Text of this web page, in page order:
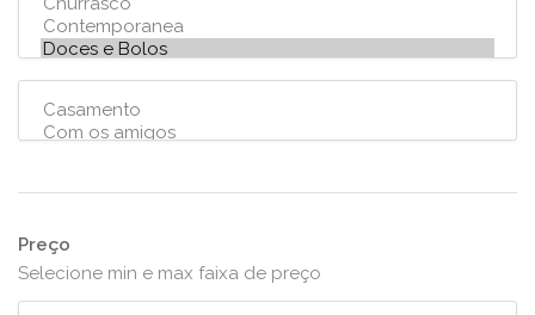
Preço
Selecione min e max faixa de preço